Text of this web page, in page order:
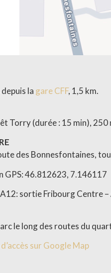
la gare CFF, 1,5 km.
Torry (durée : 15 min), 250
des Bonnesfontaines,
GPS: 46.812623, 7.146117
sortie Fribourg Centre –
le long des routes du
sur Google Map